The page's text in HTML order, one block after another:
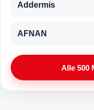
Addermis
AFNAN
Alle 500